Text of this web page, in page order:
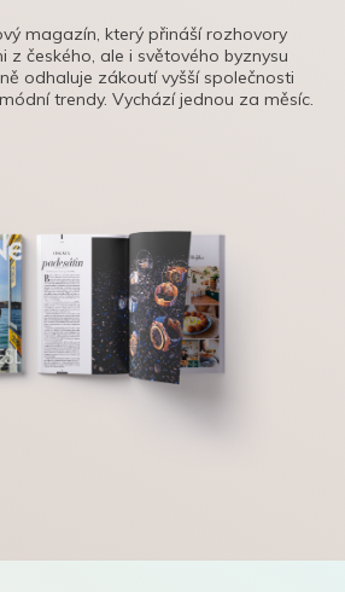
magazín, který přináší rozhovory
z českého, ale i světového byznysu
odhaluje zákoutí vyšší společnosti
trendy. Vychází jednou za měsíc.